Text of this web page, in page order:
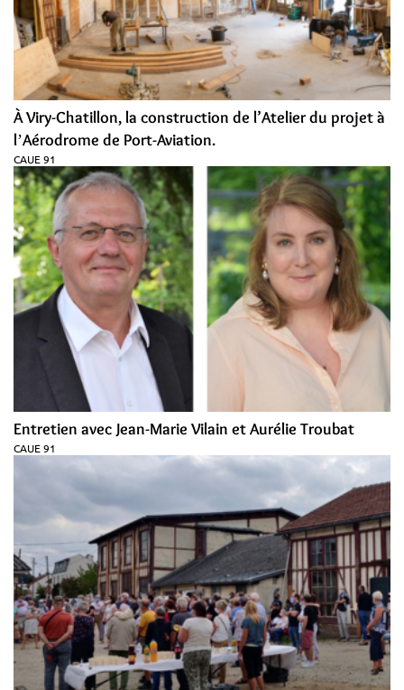
À Viry-Chatillon, la construction de l’Atelier du projet à
lʼAérodrome de Port-Aviation.
CAUE 91
Entretien avec Jean-Marie Vilain et Aurélie Troubat
CAUE 91